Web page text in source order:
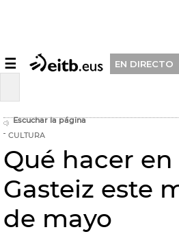
☰ EN DIRECTO
Escuchar la página
CULTURA
Qué hacer
Gasteiz este
de mayo